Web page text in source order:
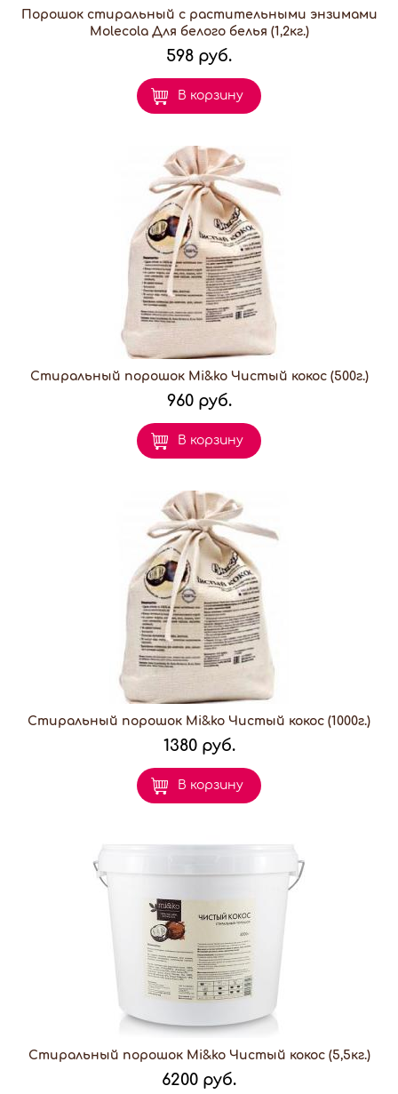
Порошок стиральный с растительными энзимами
Molecola Для белого белья (1,2кг.)
598 руб.
В корзину
Стиральный порошок Mi&ko Чистый кокос (500г.)
960 руб.
В корзину
Стиральный порошок Mi&ko Чистый кокос (1000г.)
1380 руб.
В корзину
Стиральный порошок Mi&ko Чистый кокос (5,5кг.)
6200 руб.